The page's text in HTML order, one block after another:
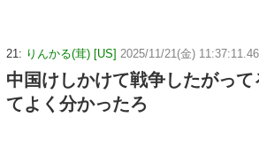
21: りんかる(茸) [US] 2025/11/21(金)
中国けしかけて戦争したがって
てよく分かったろ